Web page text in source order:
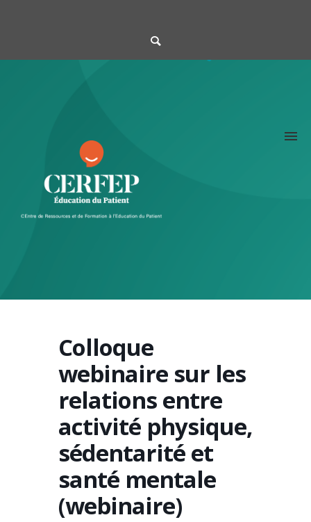
Colloque
webinaire sur les
relations entre
activité physique,
sédentarité et
santé mentale
(webinaire)